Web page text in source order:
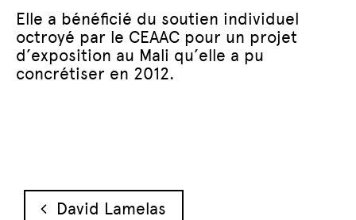
Elle a bénéficié du soutien individuel
octroyé par le CEAAC pour un projet
d’exposition au Mali qu’elle a pu
concrétiser en 2012.
Navigation des articles
David Lamelas